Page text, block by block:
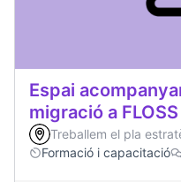
Espai
migració a FLOSS
Treballem el pla
Formació i capacitació